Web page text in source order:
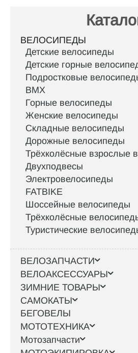
ВЕЛОСИПЕДЫ
Детские велосипеды
Детские горные
Подростковые
BMX
Горные велосипеды
Женские велосипеды
Складные велосипеды
Дорожные велосипеды
Трёхколёсные взрослые
Двухподвесы
Электровелосипеды
FATBIKE
Шоссейные велосипеды
Трёхколёсные
Туристические
ВЕЛОЗАПЧАСТИ
ВЕЛОАКСЕССУАРЫ
ЗИМНИЕ ТОВАРЫ
САМОКАТЫ
БЕГОВЕЛЫ
МОТОТЕХНИКА
Мотозапчасти